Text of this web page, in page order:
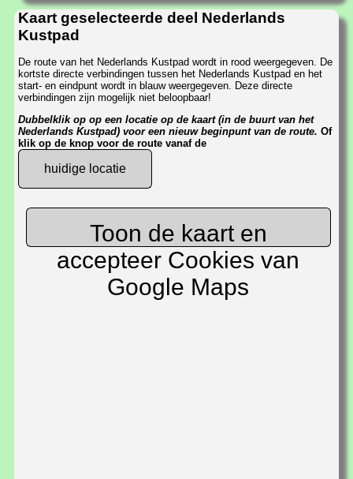
Kaart geselecteerde deel Nederlands
Kustpad
De route van het Nederlands Kustpad wordt in rood weergegeven. De
kortste directe verbindingen tussen het Nederlands Kustpad en het
start- en eindpunt wordt in blauw weergegeven. Deze directe
verbindingen zijn mogelijk niet beloopbaar!
Dubbelklik op op een locatie op de kaart (in de buurt van het
Nederlands Kustpad) voor een nieuw beginpunt van de route. Of
klik op de knop voor de route vanaf de
huidige locatie
Toon de kaart en
accepteer Cookies van
Google Maps